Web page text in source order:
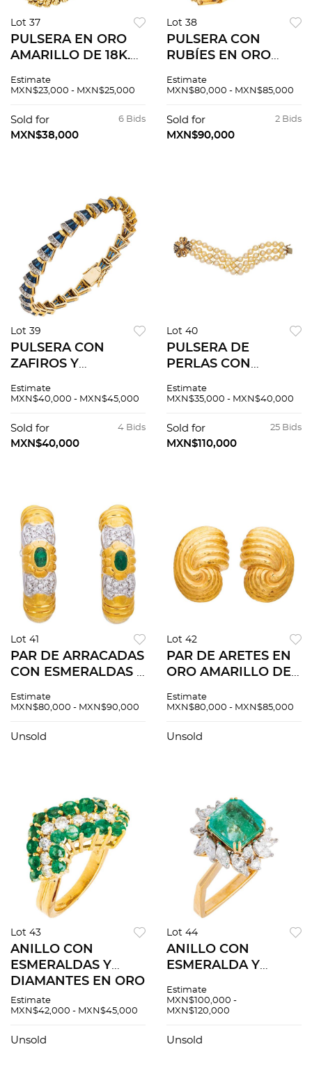
Lot 37
PULSERA EN ORO
AMARILLO DE 18K.
Estimate
MXN$23,000 - MXN$25,000
6 Bids
Sold for
MXN$38,000
Lot 38
PULSERA CON
RUBÍES EN ORO
Rubíes corte
Estimate
MXN$80,000 - MXN$85,000
2 Bids
Sold for
MXN$90,000
Lot 39
PULSERA CON
ZAFIROS Y
AMARILLO DE 14K.
baguette trapezoide
~2.43 ct y diamantes
Estimate
MXN$40,000 - MXN$45,000
4 Bids
Sold for
MXN$40,000
Lot 40
PULSERA DE
PERLAS CON
AMARILLO DE 14K
DIAMANTES EN ORO
AMARILLO DE 14K
Estimate
MXN$35,000 - MXN$40,000
25 Bids
Sold for
MXN$110,000
Lot 41
PAR DE ARRACADAS
CON ESMERALDAS Y
AMARILLO DE 18K.
cabujón ~0.80 ct y
Estimate
MXN$80,000 - MXN$90,000
Unsold
Lot 42
PAR DE ARETES EN
ORO AMARILLO DE
Peso: 28.4 g.
aprox.
Estimate
MXN$80,000 - MXN$85,000
Unsold
Lot 43
ANILLO CON
ESMERALDAS Y
DIAMANTES EN ORO
AMARILLO DE 18K.
Esmeraldas corte
diamantes corte
Estimate
MXN$42,000 - MXN$45,000
Unsold
Lot 44
ANILLO CON
ESMERALDA Y
AMARILLO DE 18K.
Esmeralda corte
diamantes distintos
Estimate
MXN$100,000 -
MXN$120,000
Unsold